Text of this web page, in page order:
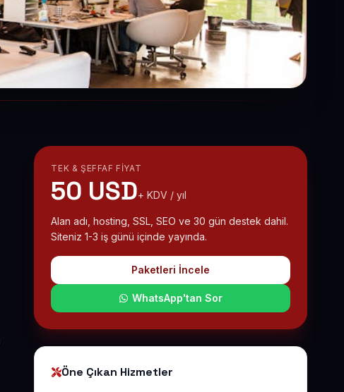
TEK & ŞEFFAF FIYAT
50 USD+ KDV / yıl
Alan adı, hosting, SSL, SEO ve 30 gün destek dahil.
Siteniz 1-3 iş günü içinde yayında.
Paketleri İncele
WhatsApp'tan Sor
Öne Çıkan Hizmetler